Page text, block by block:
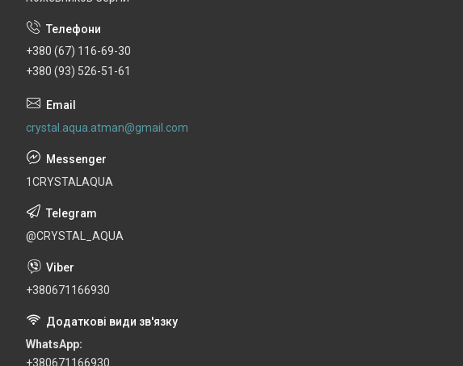
+380 (67) 116-69-30
+380 (93) 526-51-61
crystal.aqua.atman@gmail.com
1CRYSTALAQUA
@CRYSTAL_AQUA
+380671166930
WhatsApp
+380671166930